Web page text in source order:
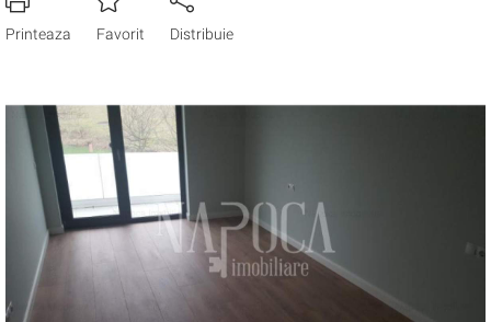
Printeaza Favorit Distribuie